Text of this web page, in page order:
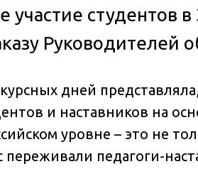
участие студентов
Руководителей
дней
и наставников на
уровне – это не
педагоги-